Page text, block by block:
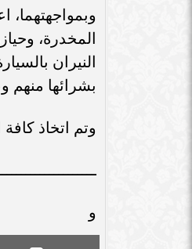
وبمواجهتهما،
المخدرة،
النيران
بشرائها منهم
وتم اتخاذ كافة
و